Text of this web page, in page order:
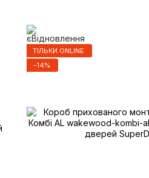
ТІЛЬКИ ONLINE
−14%